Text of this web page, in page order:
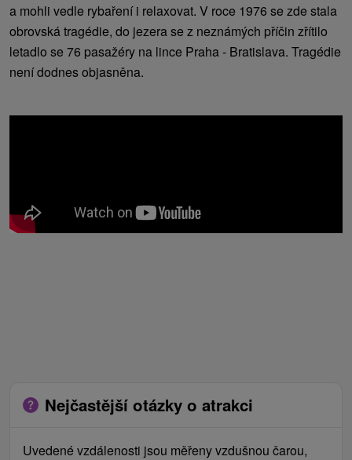
a mohli vedle rybaření i relaxovat. V roce 1976 se zde stala
obrovská tragédie, do jezera se z neznámých příčin zřítilo
letadlo se 76 pasažéry na lince Praha - Bratislava. Tragédie
není dodnes objasněna.
Nejčastější otázky o atrakci
Uvedené vzdálenosti jsou měřeny vzdušnou čarou,